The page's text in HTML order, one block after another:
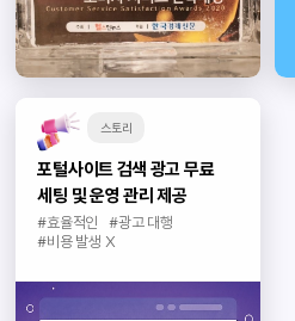
스토리
포털사이트 검색 광고 무료
세팅 및 운영 관리 제공
#효율적인
#광고 대행
#비용 발생 X